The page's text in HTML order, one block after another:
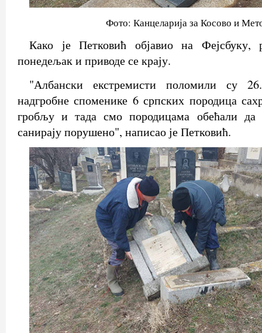
Фото: Канцеларија за Косово и
Како је Петковић објавио на
понедељак и приводе се крају.
"Албански екстремисти поломили су
надгробне споменике 6 српских породица
гробљу и тада смо породицама обећали
санирају порушено", написао је Петковић.